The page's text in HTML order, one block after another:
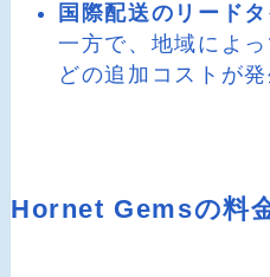
国際配送のリード
一方で、地域によ
どの追加コストが
Hornet Gemsの料